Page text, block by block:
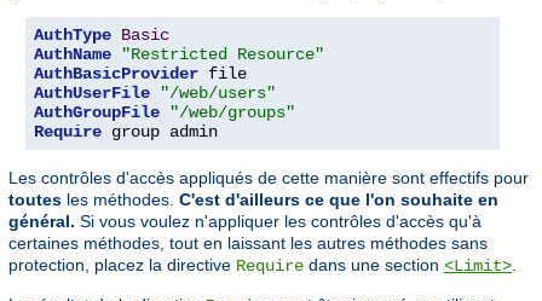
AuthType Basic
AuthName
"Restricted Resource"
AuthBasicProvider
AuthUserFile
"/web/users"
AuthGroupFile
"/web/groups"
Require group admin
Les contrôles d'accès appliqués de cette manière sont effectifs pour
toutes les méthodes. C'est d'ailleurs ce que l'on souhaite en
général. Si vous voulez n'appliquer les contrôles d'accès qu'à
certaines méthodes, tout en laissant les autres méthodes sans
protection, placez la directive Require dans une section <Limit>